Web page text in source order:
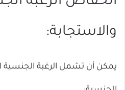
والاستجابة:
يمكن أن تشمل الرغبة الجنسية